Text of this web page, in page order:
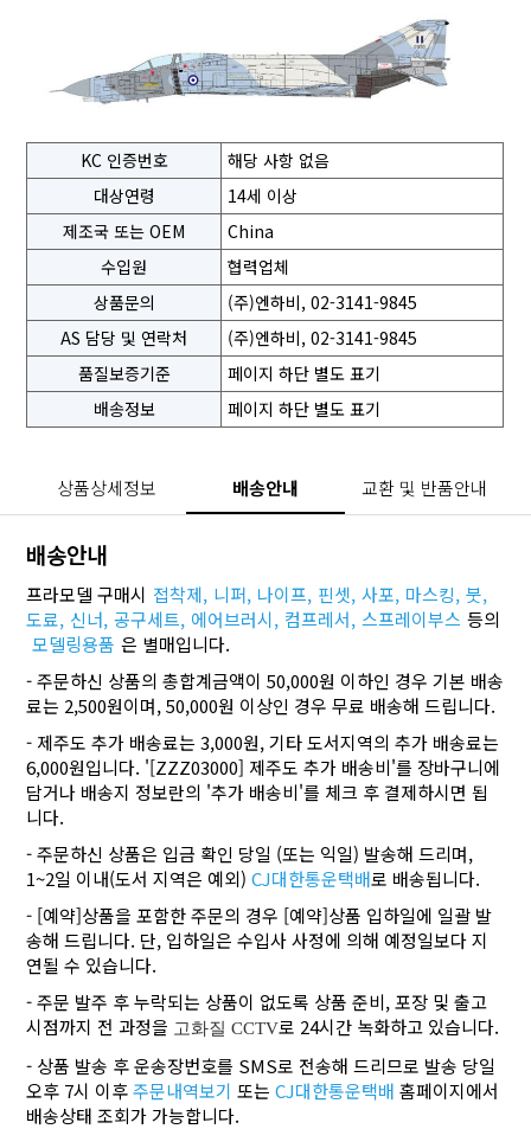
KC 인증번호
해당 사항 없음
대상연령
14세 이상
제조국 또는 OEM
China
수입원
협력업체
상품문의
(주)엔하비, 02-3141-9845
AS 담당 및 연락처
(주)엔하비, 02-3141-9845
품질보증기준
페이지 하단 별도 표기
배송정보
페이지 하단 별도 표기
상품상세정보 배송안내 교환 및 반품안내
배송안내
프라모델 구매시 접착제, 니퍼, 나이프, 핀셋, 사포, 마스킹, 붓,
도료, 신너, 공구세트, 에어브러시, 컴프레서, 스프레이부스 등의
모델링용품 은 별매입니다.
- 주문하신 상품의 총합계금액이 50,000원 이하인 경우 기본 배송
료는 2,500원이며, 50,000원 이상인 경우 무료 배송해 드립니다.
- 제주도 추가 배송료는 3,000원, 기타 도서지역의 추가 배송료는
6,000원입니다. '[ZZZ03000] 제주도 추가 배송비'를 장바구니에
담거나 배송지 정보란의 '추가 배송비'를 체크 후 결제하시면 됩
니다.
- 주문하신 상품은 입금 확인 당일 (또는 익일) 발송해 드리며,
1~2일 이내(도서 지역은 예외)CJ대한통운택배로 배송됩니다.
- [예약]상품을 포함한 주문의 경우 [예약]상품 입하일에 일괄 발
송해 드립니다. 단, 입하일은 수입사 사정에 의해 예정일보다 지
연될 수 있습니다.
- 주문 발주 후 누락되는 상품이 없도록 상품 준비, 포장 및 출고
시점까지 전 과정을 고화질 CCTV로 24시간 녹화하고 있습니다.
- 상품 발송 후 운송장번호를 SMS로 전송해 드리므로 발송 당일
오후 7시 이후주문내역보기 또는CJ대한통운택배 홈페이지에서
배송상태 조회가 가능합니다.